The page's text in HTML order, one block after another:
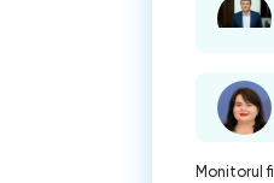
Monitorul